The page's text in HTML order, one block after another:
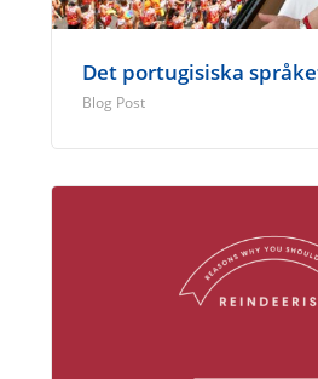
Det portugisiska
Blog Post